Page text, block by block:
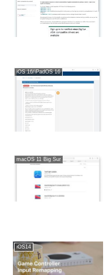
iOS 16/iPadOS 16
macOS 11 Big Sur
iOS14